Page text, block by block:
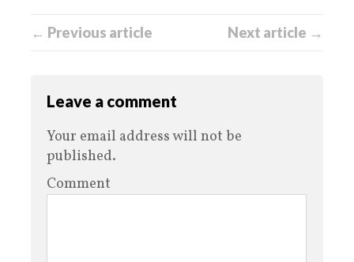
← Previous article Next article →
Leave a comment
Your email address will not be
published.
Comment